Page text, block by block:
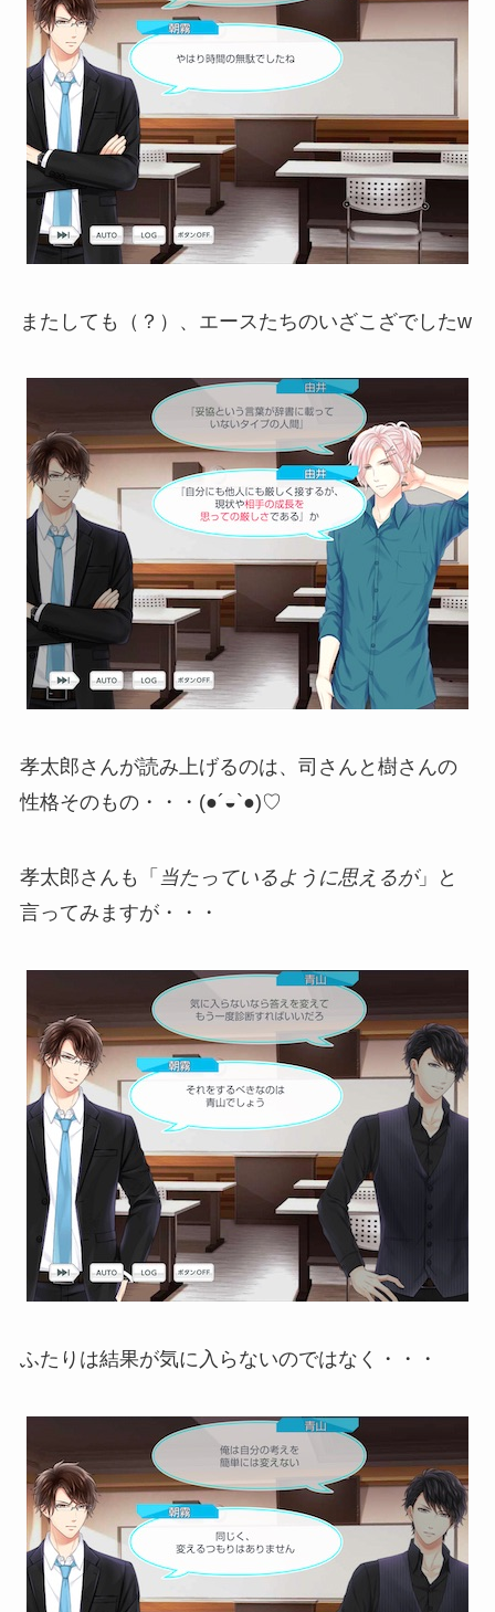
またしても（？）、エースたちのいざこざでしたw
孝太郎さんが読み上げるのは、司さんと樹さんの
性格そのもの・・・(●´◒`●)♡
孝太郎さんも「 当たっているように思えるが」と
言ってみますが・・・
ふたりは結果が気に入らないのではなく・・・